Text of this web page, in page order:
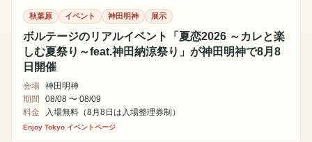
秋葉原 イベント 神田明神 展示
ボルテージのリアルイベント「夏恋2026 ～カレと楽
しむ夏祭り～feat.神田納涼祭り」が神田明神で8月8
日開催
会場 神田明神
期間
08/08 〜 08/09
料金
入場無料（8月8日は入場整理券制）
Enjoy Tokyo イベントページ